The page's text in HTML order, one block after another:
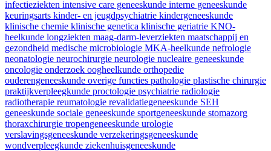
infectieziekten intensive care geneeskunde interne geneeskunde
keuringsarts kinder- en jeugdpsychiatrie kindergeneeskunde
klinische chemie klinische genetica klinische geriatrie KNO-
heelkunde longziekten maag-darm-leverziekten maatschappij en
gezondheid medische microbiologie MKA-heelkunde nefrologie
neonatologie neurochirurgie neurologie nucleaire geneeskunde
oncologie onderzoek oogheelkunde orthopedie
ouderengeneeskunde overige functies pathologie plastische chirurgie
praktijkverpleegkunde proctologie psychiatrie radiologie
radiotherapie reumatologie revalidatiegeneeskunde SEH
geneeskunde sociale geneeskunde sportgeneeskunde stomazorg
thoraxchirurgie tropengeneeskunde urologie
verslavingsgeneeskunde verzekeringsgeneeskunde
wondverpleegkunde ziekenhuisgeneeskunde